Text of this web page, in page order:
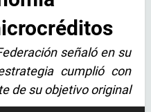
señaló en su
cumplió con
de su objetivo original